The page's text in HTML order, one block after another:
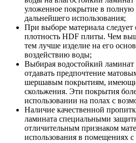
уложенное покрытие в полную
дальнейшего использования;
При выборе материала
плотность HDF плиты. Чем
тем лучше изделие на его
воздействию воды;
Выбирая водостойкий
отдавать предпочтение
шершавым покрытиям,
скольжения. Эти покрытия
использовании на полах с
Наличие качественной
ламината специальными
отличительным признаком
использования в помещениях